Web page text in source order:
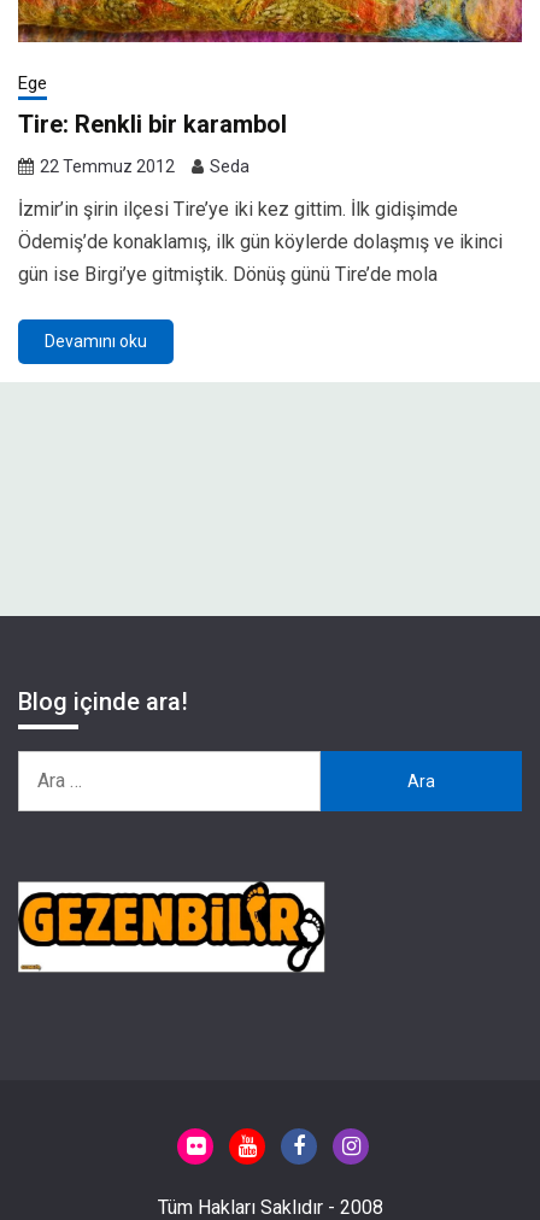
Ege
Tire: Renkli bir karambol
22 Temmuz 2012 Seda
İzmir’in şirin ilçesi Tire’ye iki kez gittim. İlk gidişimde
Ödemiş’de konaklamış, ilk gün köylerde dolaşmış ve ikinci
gün ise Birgi’ye gitmiştik. Dönüş günü Tire’de mola
Devamını oku
Blog içinde ara!
Tüm Hakları Saklıdır - 2008